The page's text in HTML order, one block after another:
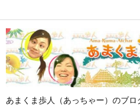
あまくま歩人（あっちゃー）のブロ